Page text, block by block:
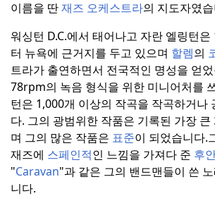
이름을 딴재즈 오케스트라의 지도자였
워싱턴 D.C.에서 태어나고 자란 엘링턴
터 뉴욕에 근거지를 두고 있으며 할렘의
트라가 출연하면서 전국적인 명성을 얻
78rpm의 녹음 형식을 위한 미니어처를
턴은 1,000개 이상의 작곡을 작곡하거나
다. 그의 광범위한 작품은 기록된 가장 큰
며 그의 많은 작품은 표준이 되었습니다.
재즈에 스페인적인 느낌을 가져다 준 후
"Caravan"과 같은 그의 밴드맨들이 쓴
니다.